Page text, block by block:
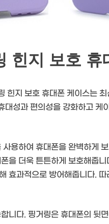
힌지 보호 휴
지 보호 휴대폰 케이스는
성과 편의성을 강화하고 케
용하여 휴대폰을 완벽하게
을 더욱 튼튼하게 보호해줍
효과적으로 방어해줍니다.
니다. 핑거링은 휴대폰의 뒷